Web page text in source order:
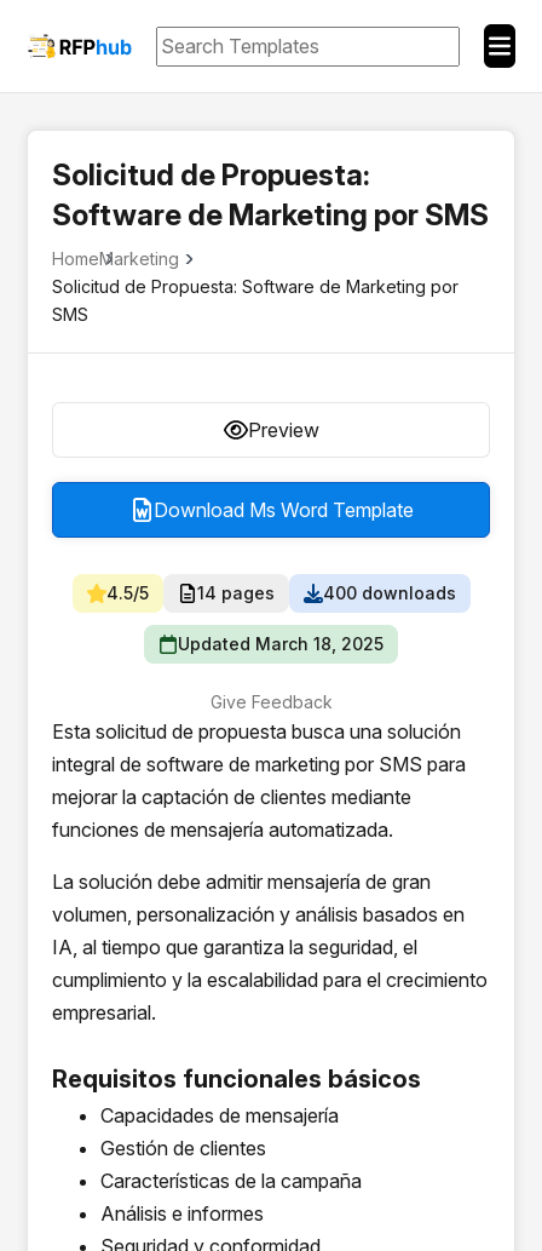
Solicitud de Propuesta:
Software de Marketing por SMS
HomeMarketing
Solicitud de Propuesta: Software de Marketing por
SMS
Preview
Download Ms Word Template
4.5/5 14 pages 400 downloads
Updated March 18, 2025
Give Feedback
Esta solicitud de propuesta busca una solución
integral de software de marketing por SMS para
mejorar la captación de clientes mediante
funciones de mensajería automatizada.
La solución debe admitir mensajería de gran
volumen, personalización y análisis basados en
IA, al tiempo que garantiza la seguridad, el
cumplimiento y la escalabilidad para el crecimiento
empresarial.
Requisitos funcionales básicos
Capacidades de mensajería
Gestión de clientes
Características de la campaña
Análisis e informes
Seguridad y conformidad